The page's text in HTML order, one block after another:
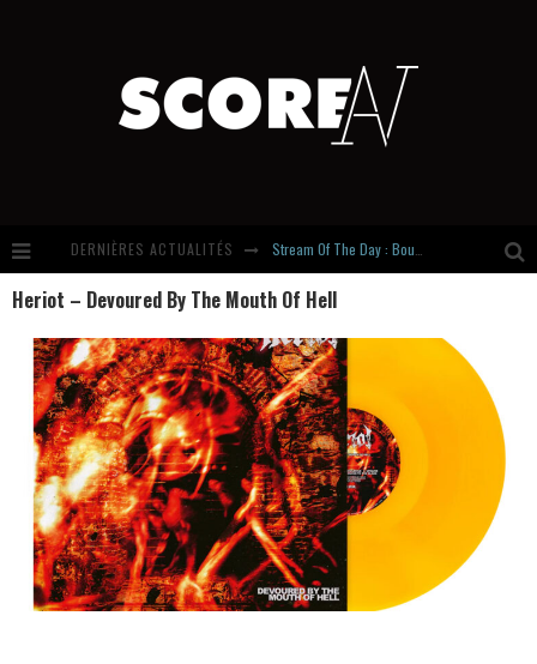
DERNIÈRES ACTUALITÉS
Hardcore, Actually. Meet Cút Lộn
Heriot – Devoured By The Mouth Of Hell